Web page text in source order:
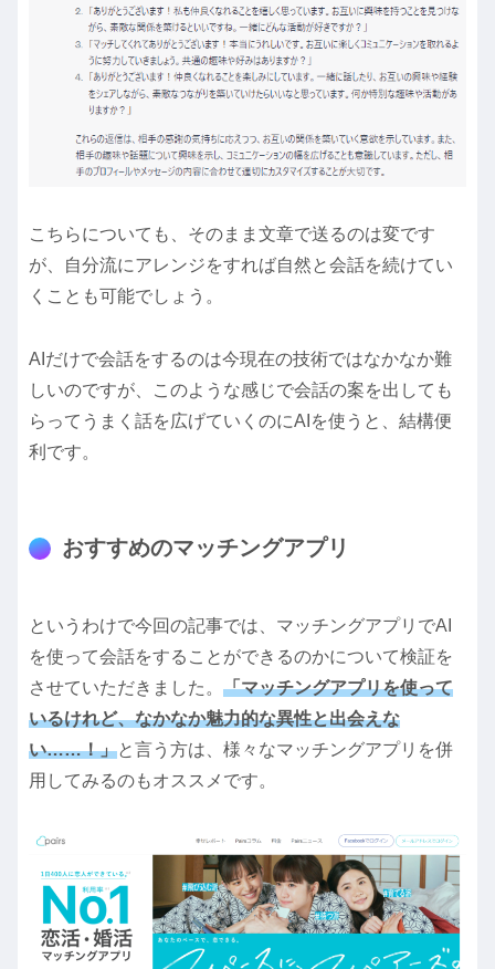
こちらについても、そのまま文章で送るのは変です
が、自分流にアレンジをすれば自然と会話を続けてい
くことも可能でしょう。
AIだけで会話をするのは今現在の技術ではなかなか難
しいのですが、このような感じで会話の案を出しても
らってうまく話を広げていくのにAIを使うと、結構便
利です。
おすすめのマッチングアプリ
というわけで今回の記事では、マッチングアプリでAI
を使って会話をすることができるのかについて検証を
させていただきました。 「マッチングアプリを使って
いるけれど、なかなか魅力的な異性と出会えな
い……！」と言う方は、様々なマッチングアプリを併
用してみるのもオススメです。